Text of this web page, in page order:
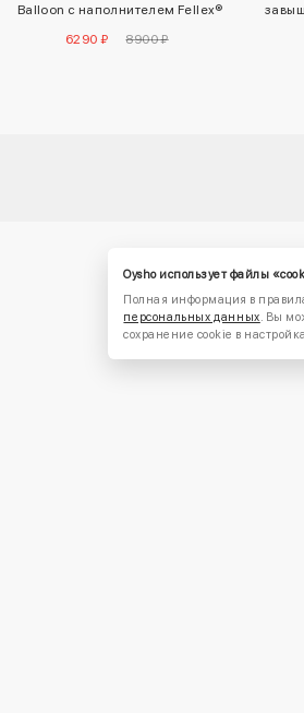
Balloon с наполнителем Fellex®
6290 ₽ 8900 ₽
Oysho использует файлы
Полная информация в
персональных данных. Вы
сохранение cookie в